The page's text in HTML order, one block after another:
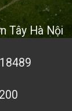
Tây Hà Nội